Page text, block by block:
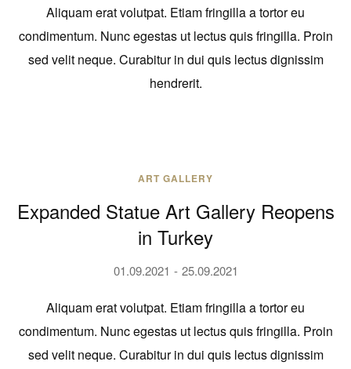
Aliquam erat volutpat. Etiam fringilla a tortor eu
condimentum. Nunc egestas ut lectus quis fringilla. Proin
sed velit neque. Curabitur in dui quis lectus dignissim
hendrerit.
ART GALLERY
Expanded Statue Art Gallery Reopens
in Turkey
01.09.2021 25.09.2021
Aliquam erat volutpat. Etiam fringilla a tortor eu
condimentum. Nunc egestas ut lectus quis fringilla. Proin
sed velit neque. Curabitur in dui quis lectus dignissim